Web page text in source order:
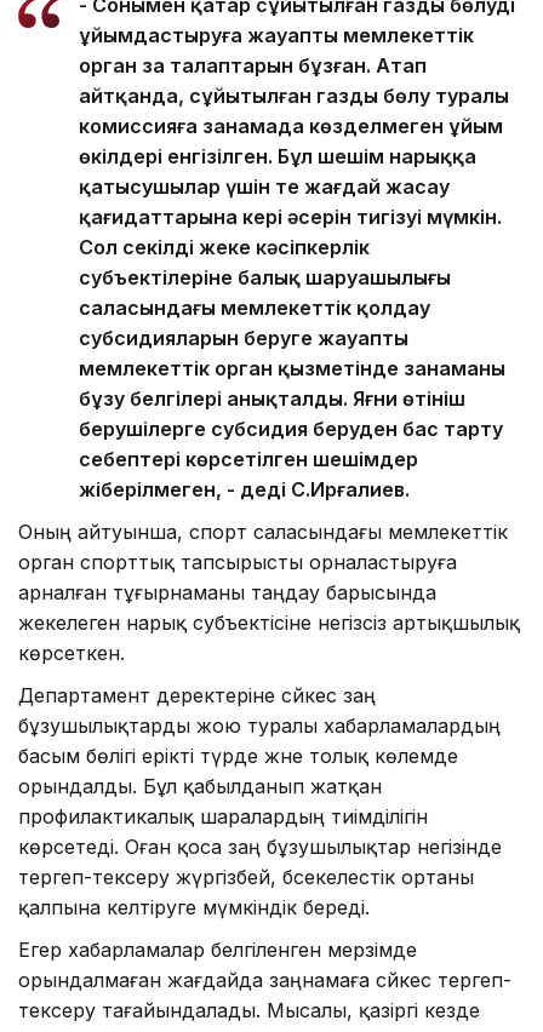
- Сонымен қатар сұйытылған газды бөлуді
ұйымдастыруға жауапты мемлекеттік
орган заң талаптарын бұзған. Атап
айтқанда, сұйытылған газды бөлу туралы
комиссияға заңнамада көзделмеген ұйым
өкілдері енгізілген. Бұл шешім нарыққа
қатысушылар үшін тең жағдай жасау
қағидаттарына кері әсерін тигізуі мүмкін.
Сол секілді жеке кәсіпкерлік
субъектілеріне балық шаруашылығы
саласындағы мемлекеттік қолдау
субсидияларын беруге жауапты
мемлекеттік орган қызметінде заңнаманы
бұзу белгілері анықталды. Яғни өтініш
берушілерге субсидия беруден бас тарту
себептері көрсетілген шешімдер
жіберілмеген, - деді С.Ирғалиев.
Оның айтуынша, спорт саласындағы мемлекеттік
орган спорттық тапсырысты орналастыруға
арналған тұғырнаманы таңдау барысында
жекелеген нарық субъектісіне негізсіз артықшылық
көрсеткен.
Департамент деректеріне сәйкес заң
бұзушылықтарды жою туралы хабарламалардың
басым бөлігі ерікті түрде және толық көлемде
орындалды. Бұл қабылданып жатқан
профилактикалық шаралардың тиімділігін
көрсетеді. Оған қоса заң бұзушылықтар негізінде
тергеп-тексеру жүргізбей, бәсекелестік ортаны
қалпына келтіруге мүмкіндік береді.
Егер хабарламалар белгіленген мерзімде
орындалмаған жағдайда заңнамаға сәйкес тергеп-
тексеру тағайындалады. Мысалы, қазіргі кезде